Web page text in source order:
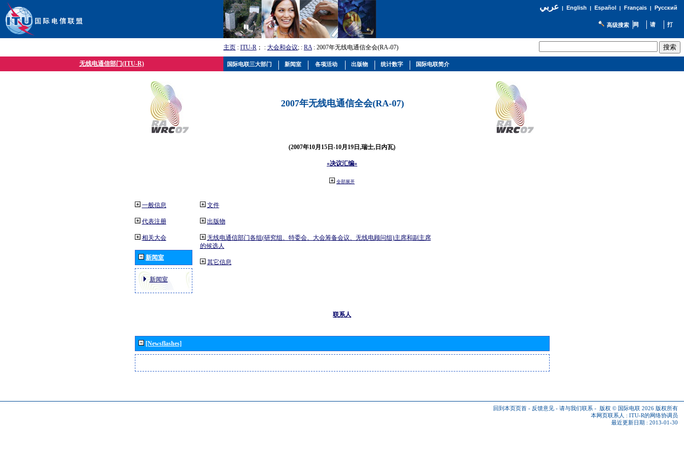
عربي| English | Español | Français| Русский
高级搜索
主页 : ITU-R ； : 大会和会议; : RA: 2007年无线电通信全会(RA-07)
无线电通信部门(ITU-R)
2007年无线电通信全会(RA-07)
(2007年10月15日-10月19日,瑞士,日内瓦)
«决议汇编»
全部展开
一般信息
代表注册
相关大会
新闻室
新闻室
文件
出版物
无线电通信部门各组(研究组、特委会、大会筹备会议、无线电顾问组)主席和副主席
的候选人
其它信息
联系人
[Newsflashes]
回到本页页首 - 反馈意见 - 请与我们联系 - 版权 © 国际电联 2026 版权所有
本网页联系人 : ITU-R的网络协调员
最近更新日期 : 2013-01-30
国际电联三大部门 新闻室 各项活动 出版物 统计数字 国际电联简介